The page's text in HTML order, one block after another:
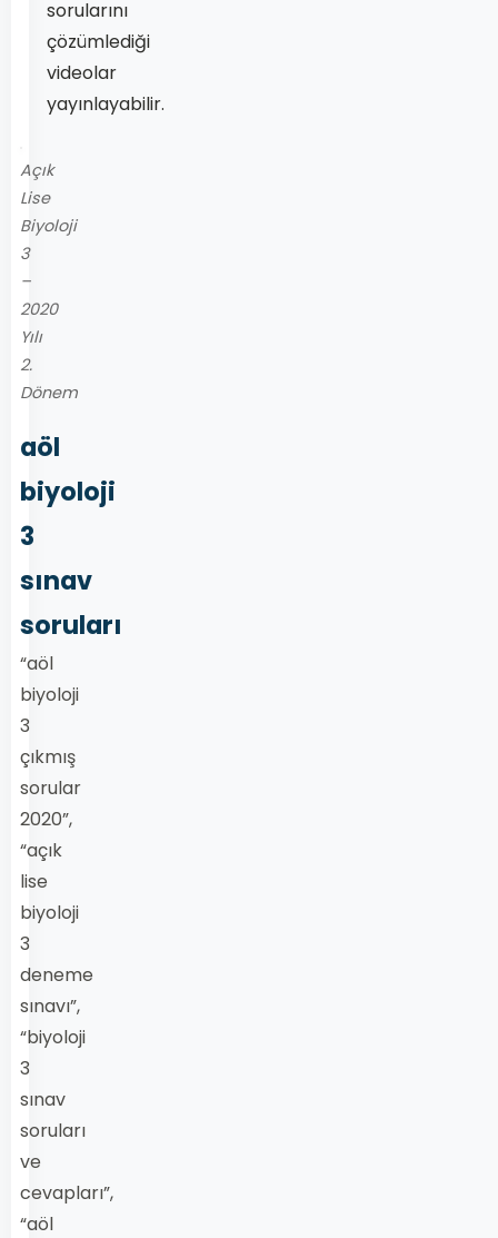
sorularını
çözümlediği
videolar
yayınlayabilir.
Açık
Lise
Biyoloji
3
–
2020
Yılı
2.
Dönem
aöl
biyoloji
3
sınav
soruları
“aöl
biyoloji
3
çıkmış
sorular
2020”,
“açık
lise
biyoloji
3
deneme
sınavı”,
“biyoloji
3
sınav
soruları
ve
cevapları”,
“aöl